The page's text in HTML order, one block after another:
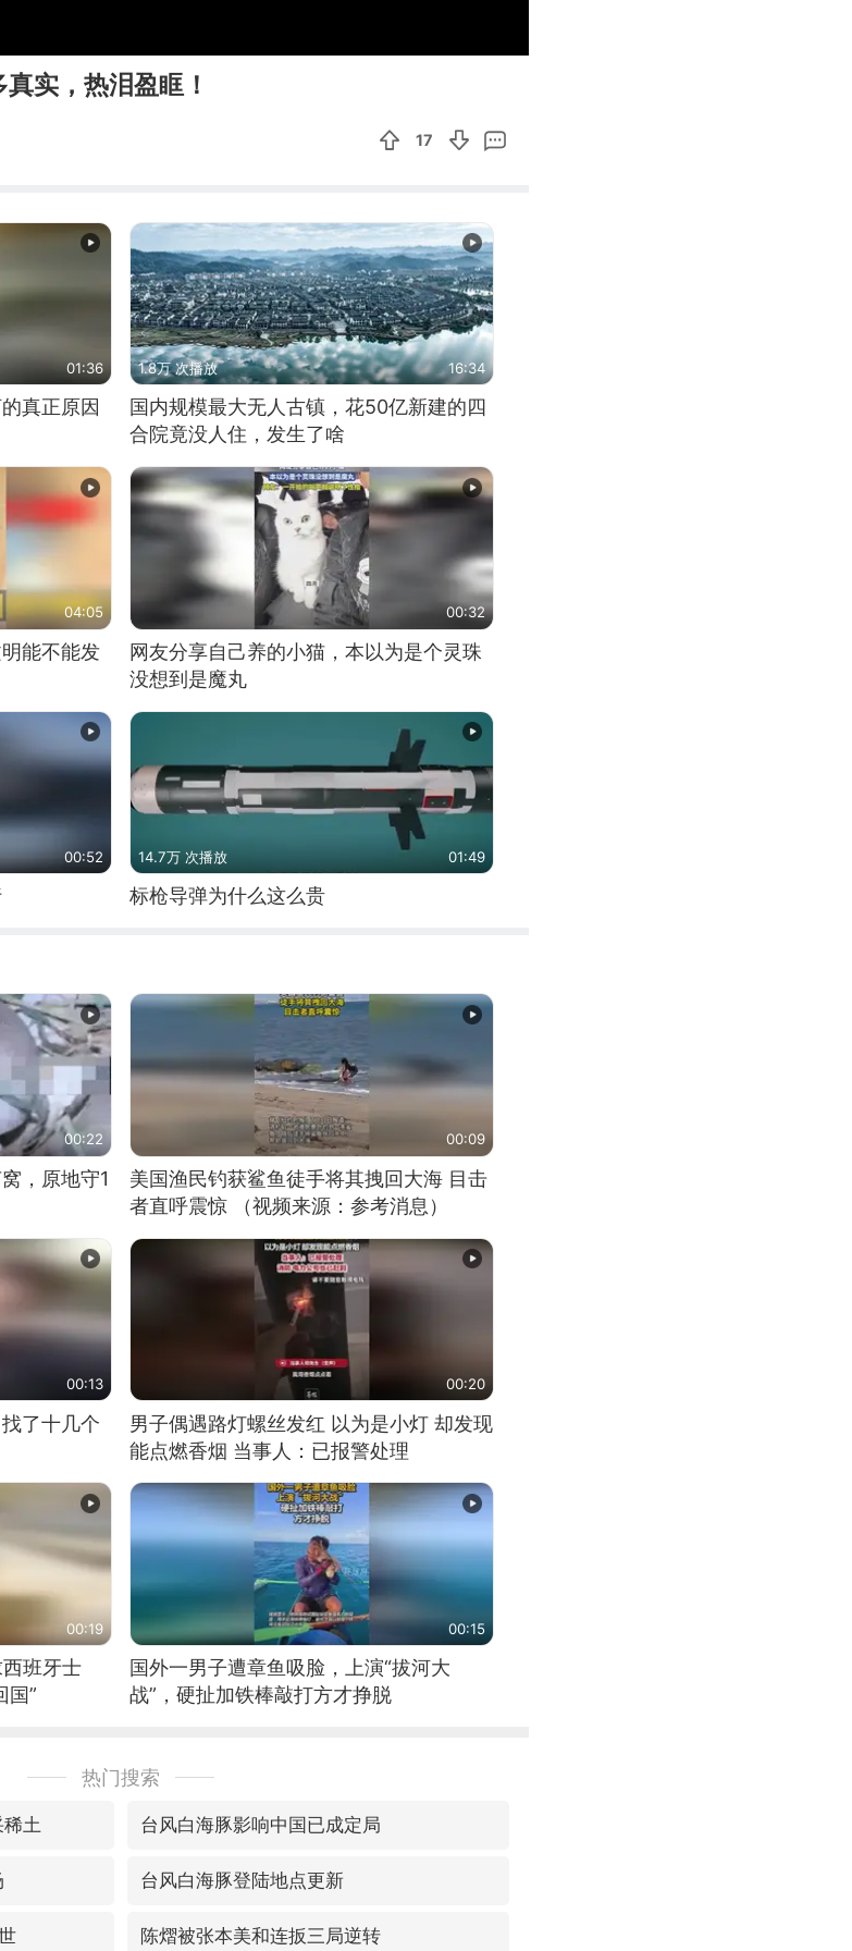
实，热泪盈眶！
17
01:36
真正原因
1.8万 次播放 16:34
国内规模最大无人古镇，花50亿新建的四
合院竟没人住，发生了啥
04:05
能不能发
00:32
网友分享自己养的小猫，本以为是个灵珠
没想到是魔丸
00:52 14.7万 次播放 01:49
标枪导弹为什么这么贵
00:22
，原地守1
00:09
美国渔民钓获鲨鱼徒手将其拽回大海 目击
者直呼震惊 （视频来源：参考消息）
00:13
了十几个
00:20
男子偶遇路灯螺丝发红 以为是小灯 却发现
能点燃香烟 当事人：已报警处理
00:19
班牙士
国”
00:15
国外一男子遭章鱼吸脸，上演“拔河大
战”，硬扯加铁棒敲打方才挣脱
热门搜索
土 台风白海豚影响中国已成定局
台风白海豚登陆地点更新
陈熠被张本美和连扳三局逆转